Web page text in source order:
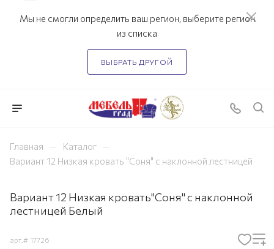
Мы не смогли определить ваш регион, выберите регион
из списка
ВЫБРАТЬ ДРУГОЙ
Главная — Каталог —
Вариант 12 Низкая кровать "Соня" с наклонной лестницей
Вариант 12 Низкая кровать"Соня" с наклонной
лестницей Белый
арт.# 17726